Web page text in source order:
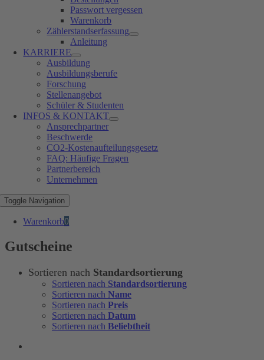
Passwort vergessen
Warenkorb
Zählerstandserfassung
Anleitung
KARRIERE
Ausbildung
Ausbildungsberufe
Forschung
Stellenangebot
Schüler & Studenten
INFOS & KONTAKT
Ansprechpartner
Beschwerde
CO2-Kostenaufteilungsgesetz
FAQ: Häufige Fragen
Partnerbereich
Unternehmen
Toggle Navigation
Warenkorb0
Gutscheine
Sortieren nach Standardsortierung
Sortieren nach Standardsortierung
Sortieren nach Name
Sortieren nach Preis
Sortieren nach Datum
Sortieren nach Beliebtheit